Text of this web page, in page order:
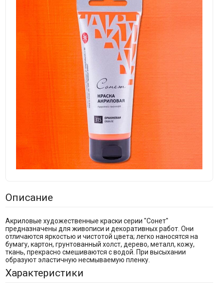
Описание
Акриловые художественные краски серии "Сонет"
предназначены для живописи и декоративных работ. Они
отличаются яркостью и чистотой цвета; легко наносятся на
бумагу, картон, грунтованный холст, дерево, металл, кожу,
ткань, прекрасно смешиваются с водой. При высыхании
образуют эластичную несмываемую пленку.
Характеристики